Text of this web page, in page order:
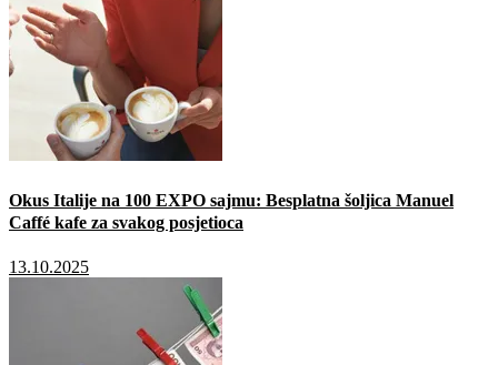
Okus Italije na 100 EXPO sajmu: Besplatna šoljica Manuel
Caffé kafe za svakog posjetioca
13.10.2025